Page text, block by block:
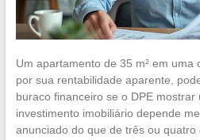
Um apartamento de 35 m² em uma
por sua rentabilidade aparente,
buraco financeiro se o DPE
investimento imobiliário depende
anunciado do que de três ou